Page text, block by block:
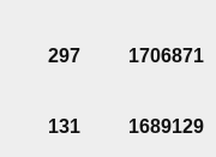
297 1706871
131 1689129